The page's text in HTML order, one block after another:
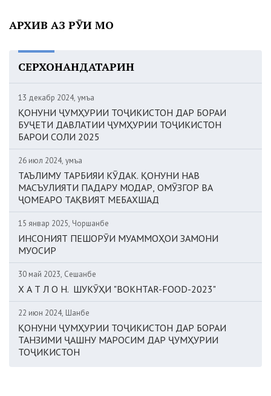
АРХИВ АЗ РӮИ МОҲ
СЕРХОНАНДАТАРИН
13 декабр 2024, Ҷумъа
ҚОНУНИ ҶУМҲУРИИ ТОҶИКИСТОН ДАР БОРАИ
БУҶЕТИ ДАВЛАТИИ ҶУМҲУРИИ ТОҶИКИСТОН
БАРОИ СОЛИ 2025
26 июл 2024, Ҷумъа
ТАЪЛИМУ ТАРБИЯИ КӮДАК. ҚОНУНИ НАВ
МАСЪУЛИЯТИ ПАДАРУ МОДАР, ОМӮЗГОР ВА
ҶОМЕАРО ТАҚВИЯТ МЕБАХШАД
15 январ 2025, Чоршанбе
ИНСОНИЯТ ПЕШОРӮИ МУАММОҲОИ ЗАМОНИ
МУОСИР
30 май 2023, Сешанбе
Х А Т Л О Н. ШУКӮҲИ "BOKHTAR-FOOD-2023"
22 июн 2024, Шанбе
ҚОНУНИ ҶУМҲУРИИ ТОҶИКИСТОН ДАР БОРАИ
ТАНЗИМИ ҶАШНУ МАРОСИМ ДАР ҶУМҲУРИИ
ТОҶИКИСТОН